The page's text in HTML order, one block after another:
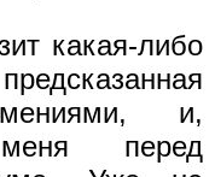
какая-либо
и,
перед